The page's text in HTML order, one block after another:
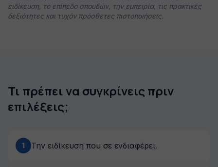
ειδίκευση, το επίπεδο σπουδών, την εμπειρία, τις πρακτικές
δεξιότητες και τυχόν πρόσθετες πιστοποιήσεις.
Τι πρέπει να συγκρίνεις πριν
επιλέξεις;
1 Την ειδίκευση που σε ενδιαφέρει.